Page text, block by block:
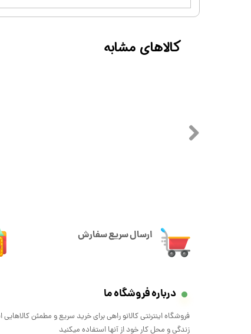
کالاهای مشابه
ارسال سریع سفارش
درباره فروشگاه ما
فروشگاه اینترنتی کالانو راهی برای خرید سریع و مطمئن
زندگی و محل کار خود از آنها استفاده میکنید